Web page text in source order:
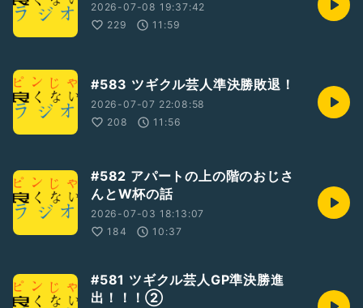
2026-07-08 19:37:42
229
11:59
#583 ツギクル芸人準決勝敗退！
2026-07-07 22:08:58
208
11:56
#582 アパートの上の階のおじさ
んとW杯の話
2026-07-03 18:13:07
184
10:37
#581 ツギクル芸人GP準決勝進
出！！！②